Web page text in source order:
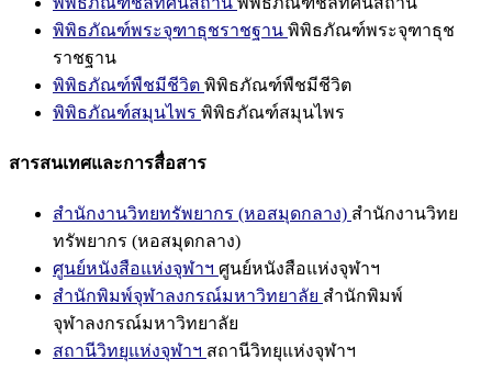
พิพิธภัณฑ์พระจุฑาธุชราชฐาน พิพิธภัณฑ์พระจุฑาธุช
ราชฐาน
พิพิธภัณฑ์พืชมีชีวิต พิพิธภัณฑ์พืชมีชีวิต
พิพิธภัณฑ์สมุนไพร พิพิธภัณฑ์สมุนไพร
สารสนเทศและการสื่อสาร
สำนักงานวิทยทรัพยากร (หอสมุดกลาง) สำนักงานวิทย
ทรัพยากร (หอสมุดกลาง)
ศูนย์หนังสือแห่งจุฬาฯ ศูนย์หนังสือแห่งจุฬาฯ
สำนักพิมพ์จุฬาลงกรณ์มหาวิทยาลัย สำนักพิมพ์
จุฬาลงกรณ์มหาวิทยาลัย
สถานีวิทยุแห่งจุฬาฯ สถานีวิทยุแห่งจุฬาฯ